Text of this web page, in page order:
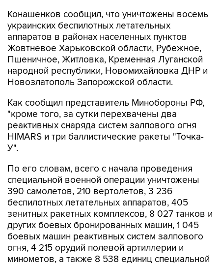
Конашенков сообщил, что уничтожены восемь
украинских беспилотных летательных
аппаратов в районах населенных пунктов
Жовтневое Харьковской области, Рубежное,
Пшеничное, Житловка, Кременная Луганской
народной республики, Новомихайловка ДНР и
Новозлатополь Запорожской области.
Как сообщил представитель Минобороны РФ,
"кроме того, за сутки перехвачены два
реактивных снаряда систем залпового огня
HIMARS и три баллистические ракеты "Точка-
У".
По его словам, всего с начала проведения
специальной военной операции уничтожены
390 самолетов, 210 вертолетов, 3 236
беспилотных летательных аппаратов, 405
зенитных ракетных комплексов, 8 027 танков и
других боевых бронированных машин, 1 045
боевых машин реактивных систем залпового
огня, 4 215 орудий полевой артиллерии и
минометов, а также 8 538 единиц специальной